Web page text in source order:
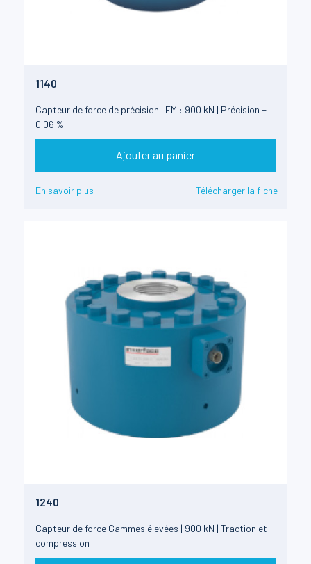
1140
Capteur de force de précision | EM : 900 kN | Précision ±
0.06 %
Ajouter au panier
En savoir plus Télécharger la fiche
1240
Capteur de force Gammes élevées | 900 kN | Traction et
compression